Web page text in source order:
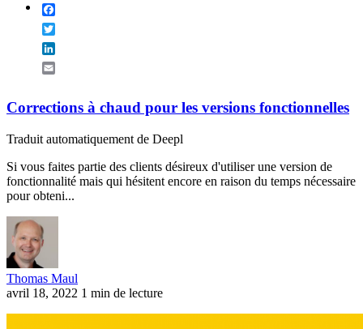
Corrections à chaud pour les versions fonctionnelles
Traduit automatiquement de Deepl
Si vous faites partie des clients désireux d'utiliser une version de
fonctionnalité mais qui hésitent encore en raison du temps nécessaire
pour obteni...
Thomas Maul
avril 18, 2022 1 min de lecture